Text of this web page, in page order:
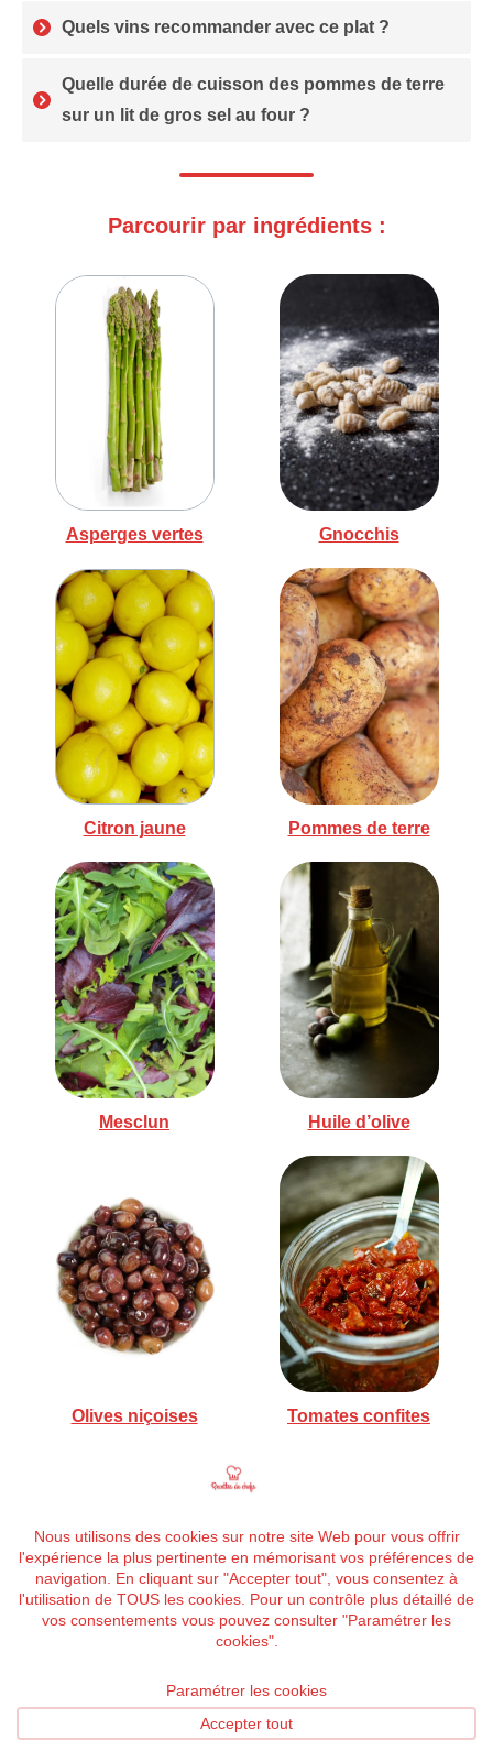
Quels vins recommander avec ce plat ?
Quelle durée de cuisson des pommes de terre
sur un lit de gros sel au four ?
Parcourir par ingrédients :
Asperges vertes Gnocchis
Citron jaune Pommes de terre
Mesclun Huile d’olive
Olives niçoises Tomates confites
, CIBOULETTE CITRON GNOCCHIS GROS SEL
D'OLIVE
MESCLUN OLIVES NIÇOISES , POMMES DE TERRE ,
POUSSES DE SALADE
TOMATES CONFITES
Article précédent
Noix de Saint-Jacques au bouillon de cresson par
Alain DUCASSE
Article suivant